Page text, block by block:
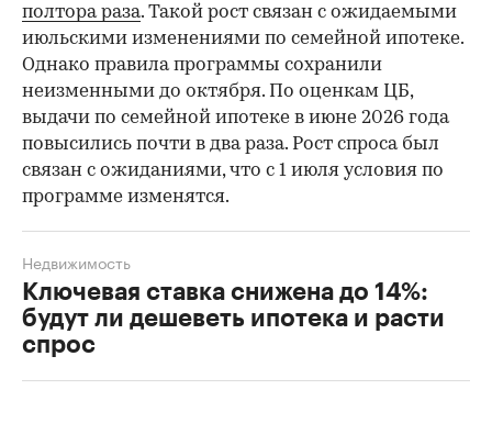
полтора раза. Такой рост связан с ожидаемыми
июльскими изменениями по семейной ипотеке.
Однако правила программы сохранили
неизменными до октября. По оценкам ЦБ,
выдачи по семейной ипотеке в июне 2026 года
повысились почти в два раза. Рост спроса был
связан с ожиданиями, что с 1 июля условия по
программе изменятся.
Ключевая ставка снижена до 14%:
будут ли дешеветь ипотека и расти
спрос
Недвижимость